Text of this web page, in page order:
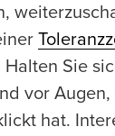
Halten Sie
vor
hat.